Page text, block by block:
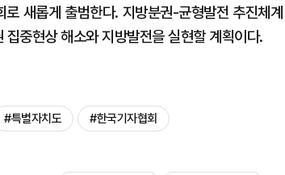
새롭게 출범한다. 지방분권-균형발전 추진체
중현상 해소와 지방발전을 실현할 계획이다.
#특별자치도 #한국기자협회